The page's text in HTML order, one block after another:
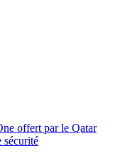
offert par le Qatar
sécurité